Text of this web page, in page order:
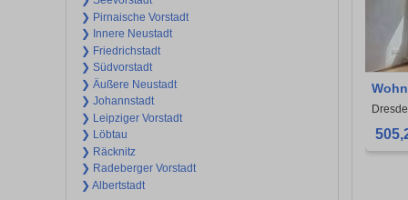
❯ Pirnaische Vorstadt
❯ Innere Neustadt
❯ Friedrichstadt
❯ Südvorstadt
❯ Äußere Neustadt
❯ Johannstadt
❯ Leipziger Vorstadt
❯ Löbtau
❯ Räcknitz
❯ Radeberger Vorstadt
❯ Albertstadt